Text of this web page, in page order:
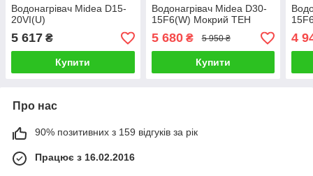
Водонагрівач Midea D15-
20VI(U)
5 617 ₴
Купити
Водонагрівач Midea D30-
15F6(W) Мокрий ТЕН
5 680₴ 5 950 ₴
Купити
4
Про нас
90% позитивних з 159 відгуків за рік
Працює з 16.02.2016